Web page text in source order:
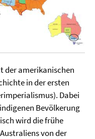
der amerikanischen
in der ersten
Dabei
Bevölkerung
wird die frühe
von der